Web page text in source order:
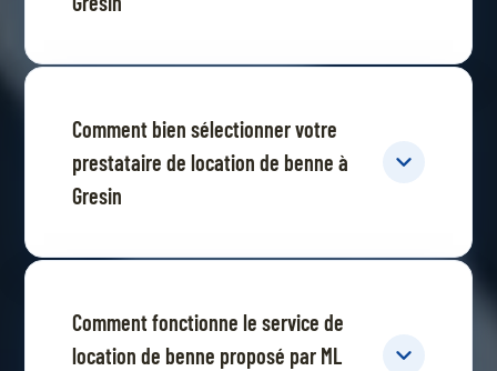
Comment bien sélectionner votre
prestataire de location de benne à
Gresin
Comment fonctionne le service de
location de benne proposé par ML